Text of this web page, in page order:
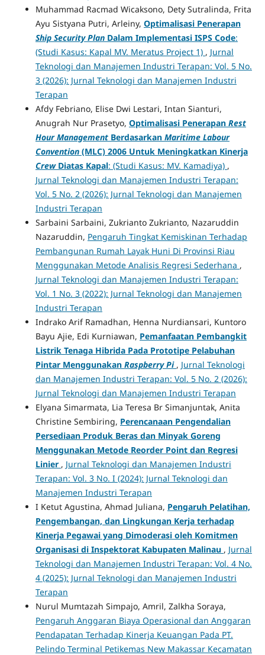
Muhammad Racmad Wicaksono, Dety Sutralinda, Frita
Ayu Sistyana Putri, Arleiny, Optimalisasi Penerapan
Ship Security Plan Dalam Implementasi ISPS Code:
(Studi Kasus: Kapal MV. Meratus Project 1) , Jurnal
Teknologi dan Manajemen Industri Terapan: Vol. 5 No.
3 (2026): Jurnal Teknologi dan Manajemen Industri
Terapan
Afdy Febriano, Elise Dwi Lestari, Intan Sianturi,
Anugrah Nur Prasetyo, Optimalisasi Penerapan Rest
Hour ManagementBerdasarkan Maritime Labour
Convention (MLC) 2006 Untuk Meningkatkan Kinerja
Crew Diatas Kapal: (Studi Kasus: MV. Kamadiya) ,
Jurnal Teknologi dan Manajemen Industri Terapan:
Vol. 5 No. 2 (2026): Jurnal Teknologi dan Manajemen
Industri Terapan
Sarbaini Sarbaini, Zukrianto Zukrianto, Nazaruddin
Nazaruddin, Pengaruh Tingkat Kemiskinan Terhadap
Pembangunan Rumah Layak Huni Di Provinsi Riau
Menggunakan Metode Analisis Regresi Sederhana ,
Jurnal Teknologi dan Manajemen Industri Terapan:
Vol. 1 No. 3 (2022): Jurnal Teknologi dan Manajemen
Industri Terapan
Indrako Arif Ramadhan, Henna Nurdiansari, Kuntoro
Bayu Ajie, Edi Kurniawan, Pemanfaatan Pembangkit
Listrik Tenaga Hibrida Pada Prototipe Pelabuhan
Pintar Menggunakan Raspberry Pi , Jurnal Teknologi
dan Manajemen Industri Terapan: Vol. 5 No. 2 (2026):
Jurnal Teknologi dan Manajemen Industri Terapan
Elyana Simarmata, Lia Teresa Br Simanjuntak, Anita
Christine Sembiring, Perencanaan Pengendalian
Persediaan Produk Beras dan Minyak Goreng
Menggunakan Metode Reorder Point dan Regresi
Linier , Jurnal Teknologi dan Manajemen Industri
Terapan: Vol. 3 No. I (2024): Jurnal Teknologi dan
Manajemen Industri Terapan
I Ketut Agustina, Ahmad Juliana, Pengaruh Pelatihan,
Pengembangan, dan Lingkungan Kerja terhadap
Kinerja Pegawai yang Dimoderasi oleh Komitmen
Organisasi di Inspektorat Kabupaten Malinau , Jurnal
Teknologi dan Manajemen Industri Terapan: Vol. 4 No.
4 (2025): Jurnal Teknologi dan Manajemen Industri
Terapan
Nurul Mumtazah Simpajo, Amril, Zalkha Soraya,
Pengaruh Anggaran Biaya Operasional dan Anggaran
Pendapatan Terhadap Kinerja Keuangan Pada PT.
Pelindo Terminal Petikemas New Makassar Kecamatan